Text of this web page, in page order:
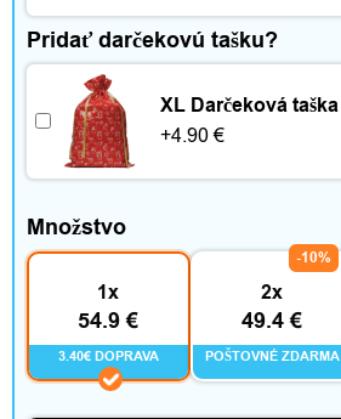
Pridať darčekovú tašku?
XL Darčeková taška
+4.90€
Množstvo
1x
54.9 €
3.40€ DOPRAVA
2x
49.4 €
-10%
POŠTOVNÉ ZDARMA